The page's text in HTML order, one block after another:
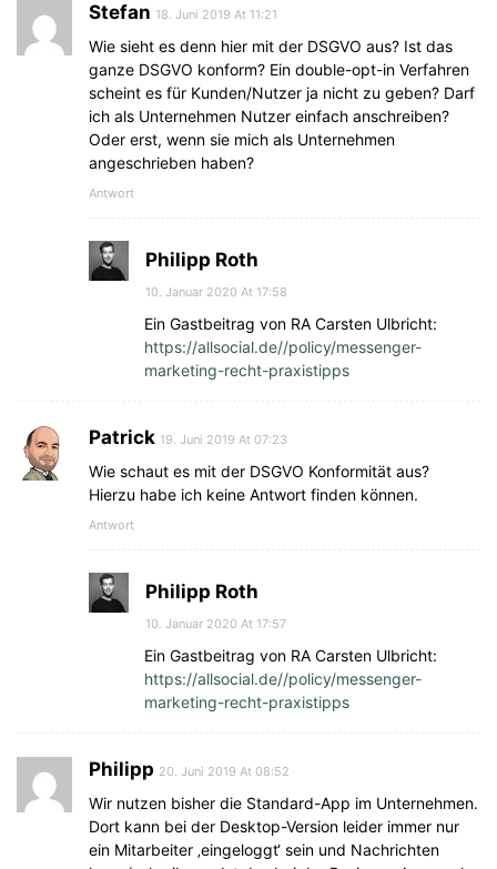
Stefan 18. Juni 2019 At 11:21
Wie sieht es denn hier mit der DSGVO aus? Ist das
ganze DSGVO konform? Ein double-opt-in Verfahren
scheint es für Kunden/Nutzer ja nicht zu geben? Darf
ich als Unternehmen Nutzer einfach anschreiben?
Oder erst, wenn sie mich als Unternehmen
angeschrieben haben?
Antwort
Philipp Roth
10. Januar 2020 At 17:58
Ein Gastbeitrag von RA Carsten Ulbricht:
https://allsocial.de//policy/messenger-
marketing-recht-praxistipps
Patrick 19. Juni 2019 At 07:23
Wie schaut es mit der DSGVO Konformität aus?
Hierzu habe ich keine Antwort finden können.
Antwort
Philipp Roth
10. Januar 2020 At 17:57
Ein Gastbeitrag von RA Carsten Ulbricht:
https://allsocial.de//policy/messenger-
marketing-recht-praxistipps
Philipp 20. Juni 2019 At 08:52
Wir nutzen bisher die Standard-App im Unternehmen.
Dort kann bei der Desktop-Version leider immer nur
ein Mitarbeiter ‚eingeloggt‘ sein und Nachrichten